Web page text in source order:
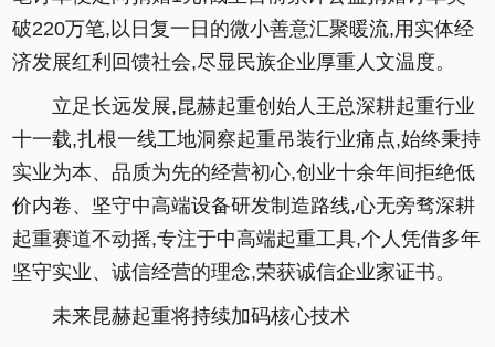
破220万笔,以日复一日的微小善意汇聚暖流,用实体经
济发展红利回馈社会,尽显民族企业厚重人文温度。
立足长远发展,昆赫起重创始人王总深耕起重行业
十一载,扎根一线工地洞察起重吊装行业痛点,始终秉持
实业为本、品质为先的经营初心,创业十余年间拒绝低
价内卷、坚守中高端设备研发制造路线,心无旁骛深耕
起重赛道不动摇,专注于中高端起重工具,个人凭借多年
坚守实业、诚信经营的理念,荣获诚信企业家证书。
未来昆赫起重将持续加码核心技术